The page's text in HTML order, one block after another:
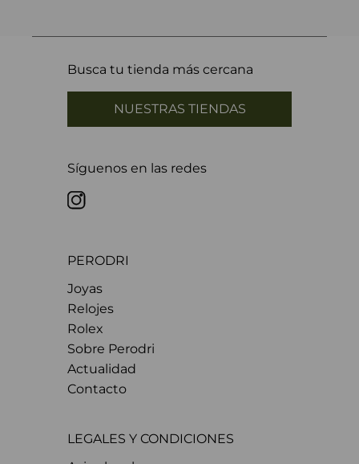
Busca tu tienda más cercana
NUESTRAS TIENDAS
Síguenos en las redes
PERODRI
Joyas
Relojes
Rolex
Sobre Perodri
Actualidad
Contacto
LEGALES Y CONDICIONES